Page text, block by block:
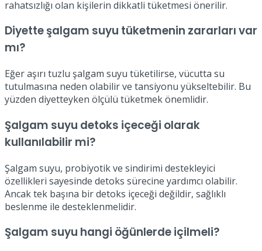
rahatsızlığı olan kişilerin dikkatli tüketmesi önerilir.
Diyette şalgam suyu tüketmenin zararları var
mı?
Eğer aşırı tuzlu şalgam suyu tüketilirse, vücutta su
tutulmasına neden olabilir ve tansiyonu yükseltebilir. Bu
yüzden diyetteyken ölçülü tüketmek önemlidir.
Şalgam suyu detoks içeceği olarak
kullanılabilir mi?
Şalgam suyu, probiyotik ve sindirimi destekleyici
özellikleri sayesinde detoks sürecine yardımcı olabilir.
Ancak tek başına bir detoks içeceği değildir, sağlıklı
beslenme ile desteklenmelidir.
Şalgam suyu hangi öğünlerde içilmeli?